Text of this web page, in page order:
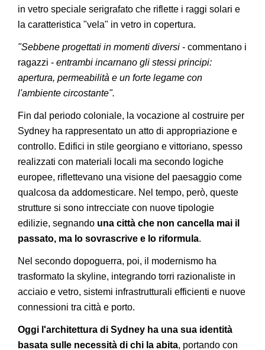
in vetro speciale serigrafato che riflette i raggi solari e
la caratteristica "vela" in vetro in copertura.
"Sebbene progettati in momenti diversi - commentano i
ragazzi - entrambi incarnano gli stessi principi:
apertura, permeabilità e un forte legame con
l'ambiente circostante".
Fin dal periodo coloniale, la vocazione al costruire per
Sydney ha rappresentato un atto di appropriazione e
controllo. Edifici in stile georgiano e vittoriano, spesso
realizzati con materiali locali ma secondo logiche
europee, riflettevano una visione del paesaggio come
qualcosa da addomesticare. Nel tempo, però, queste
strutture si sono intrecciate con nuove tipologie
edilizie, segnando una città che non cancella mai il
passato, ma lo sovrascrive e lo riformula.
Nel secondo dopoguerra, poi, il modernismo ha
trasformato la skyline, integrando torri razionaliste in
acciaio e vetro, sistemi infrastrutturali efficienti e nuove
connessioni tra città e porto.
Oggi l'architettura di Sydney ha una sua identità
basata sulle necessità di chi la abita, portando con